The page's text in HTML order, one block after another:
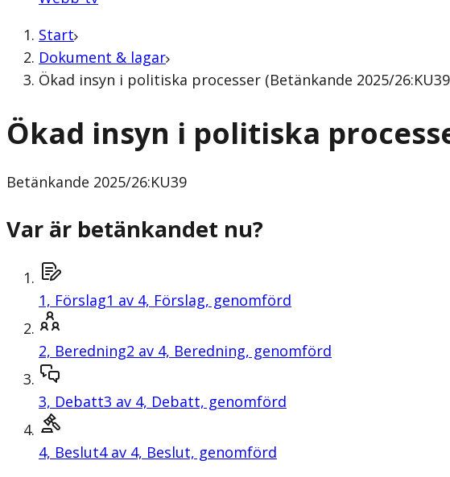
Start
Dokument & lagar
Ökad insyn i politiska processer (Betänkande 2025/
Ökad insyn i politiska
Betänkande 2025/26:KU39
Var är betänkandet nu?
1, Förslag1 av 4, Förslag, genomförd
2, Beredning2 av 4, Beredning, genomförd
3, Debatt3 av 4, Debatt, genomförd
4, Beslut4 av 4, Beslut, genomförd